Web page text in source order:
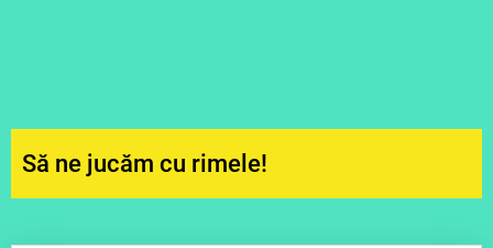
Să ne jucăm cu rimele!